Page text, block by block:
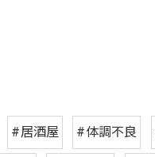
#居酒屋 #体調不良